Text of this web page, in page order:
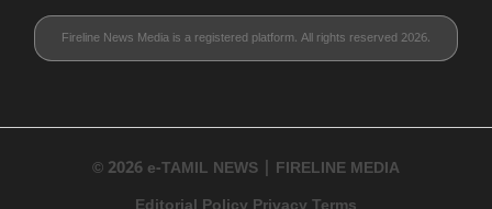
Fireline News Media is a registered platform. All rights reserved 2026.
© 2026 e-TAMIL NEWS | FIRELINE MEDIA